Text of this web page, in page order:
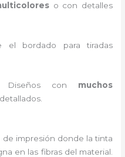
o con detalles
el bordado para tiradas
Diseños con muchos
de impresión donde la tinta
en las fibras del material.